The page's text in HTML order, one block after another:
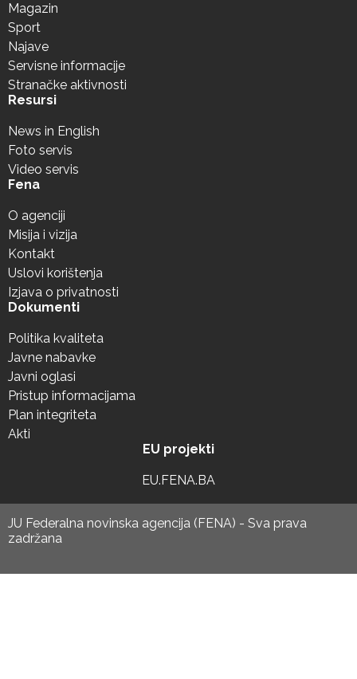
Magazin
Sport
Najave
Servisne informacije
Stranačke aktivnosti
Resursi
News in English
Foto servis
Video servis
Fena
O agenciji
Misija i vizija
Kontakt
Uslovi korištenja
Izjava o privatnosti
Dokumenti
Politika kvaliteta
Javne nabavke
Javni oglasi
Pristup informacijama
Plan integriteta
Akti
EU projekti
EU.FENA.BA
JU Federalna novinska agencija (FENA) - Sva prava
zadržana